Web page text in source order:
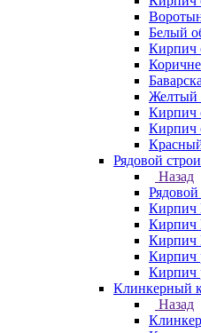
Белый
Кирпич
Желтый
Кирпич
Кирпич
Рядовой
Назад
Кирпич
Кирпич
Кирпич
Кирпич
Кирпич
Клинкерный
Назад